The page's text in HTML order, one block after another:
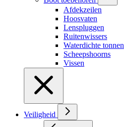
Afdekzeilen
Hoosvaten
Lenspluggen
Ruitenwissers
Waterdichte tonnen
Scheepshoorns
Vissen
Veiligheid